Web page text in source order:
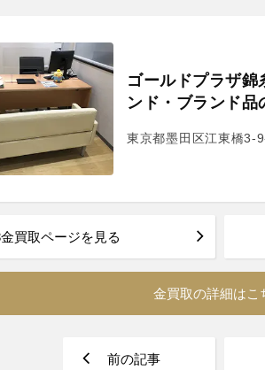
ゴールドプラザ
ンド・ブランド品
東京都墨田区江東橋3-
買取ページを見る
金買取の詳細はこ
前の記事